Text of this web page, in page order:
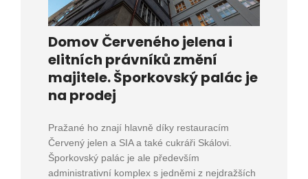
Domov Červeného jelena i
elitních právníků změní
majitele. Šporkovský palác je
na prodej
Pražané ho znají hlavně díky restauracím
Červený jelen a SIA a také cukráři Skálovi.
Šporkovský palác je ale především
administrativní komplex s jedněmi z nejdražších